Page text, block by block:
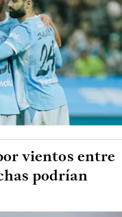
vientos entre
podrían